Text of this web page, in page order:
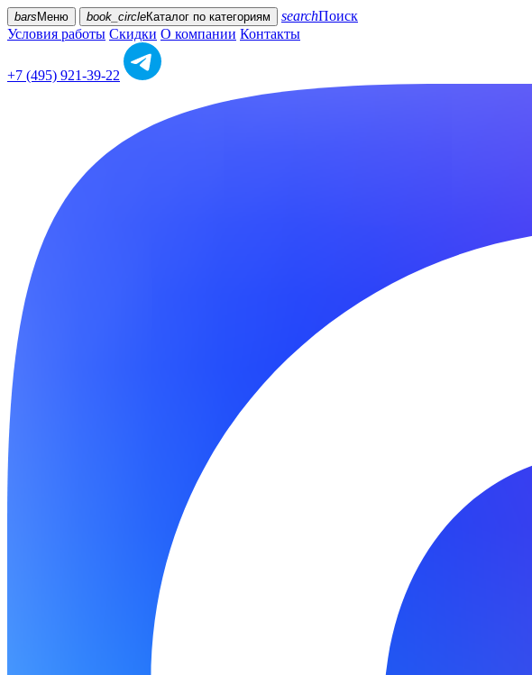
bars Меню book_circleКаталог по категориям searchПоиск
Условия работы Скидки О компании Контакты
+7 (495) 921-39-22